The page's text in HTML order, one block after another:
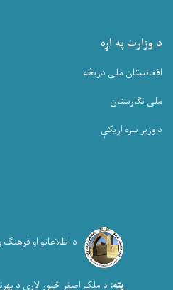
د وزارت په اړه
افغانستان ملی دریڅه
ملی نگارستان
د وزیر سره اړیکې
د اطلاعاتو او فرهنګ
پته: د ملک اصغر څلور لاري د